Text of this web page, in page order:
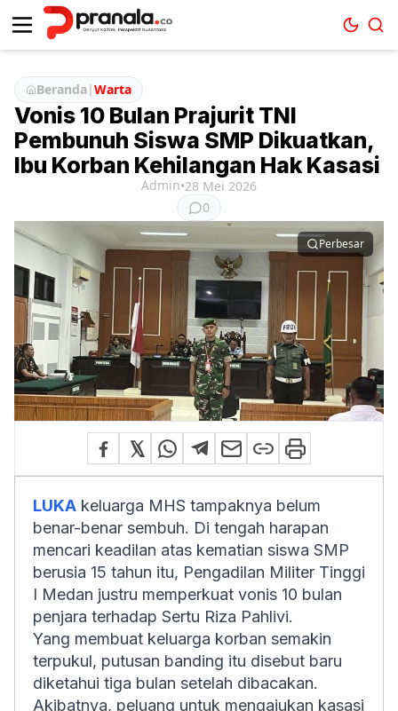
Beranda|Warta
Vonis 10 Bulan Prajurit TNI
Pembunuh Siswa SMP Dikuatkan,
Ibu Korban Kehilangan Hak Kasasi
Admin•28 Mei 2026
0
Perbesar
LUKA keluarga MHS tampaknya belum
benar-benar sembuh. Di tengah harapan
mencari keadilan atas kematian siswa SMP
berusia 15 tahun itu, Pengadilan Militer Tinggi
I Medan justru memperkuat vonis 10 bulan
penjara terhadap Sertu Riza Pahlivi.
Yang membuat keluarga korban semakin
terpukul, putusan banding itu disebut baru
diketahui tiga bulan setelah dibacakan.
Akibatnya, peluang untuk mengajukan kasasi